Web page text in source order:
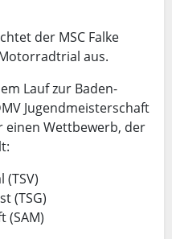
der MSC Falke
aus.
Lauf zur Baden-
Jugendmeisterschaft
einen Wettbewerb, der
(TSV)
(TSG)
(SAM)